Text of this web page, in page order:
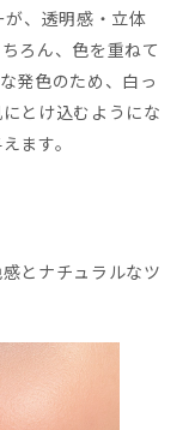
、透明感・立体
ろん、色を重ねて
発色のため、白っ
とけ込むようにな
ます。
とナチュラルなツ